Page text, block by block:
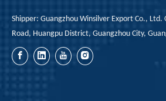
Shipper: Guangzhou Winsilver Export Co.,
Road, Huangpu District, Guangzhou City,